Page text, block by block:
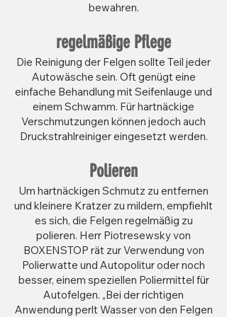
bewahren.
regelmäßige Pflege
Die Reinigung der Felgen sollte Teil jeder
Autowäsche sein. Oft genügt eine
einfache Behandlung mit Seifenlauge und
einem Schwamm. Für hartnäckige
Verschmutzungen können jedoch auch
Druckstrahlreiniger eingesetzt werden.
Polieren
Um hartnäckigen Schmutz zu entfernen
und kleinere Kratzer zu mildern, empfiehlt
es sich, die Felgen regelmäßig zu
polieren. Herr Piotresewsky von
BOXENSTOP rät zur Verwendung von
Polierwatte und Autopolitur oder noch
besser, einem speziellen Poliermittel für
Autofelgen. „Bei der richtigen
Anwendung perlt Wasser von den Felgen